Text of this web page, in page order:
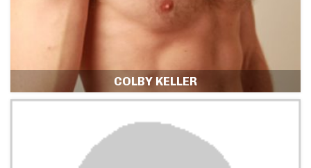
COLBY KELLER